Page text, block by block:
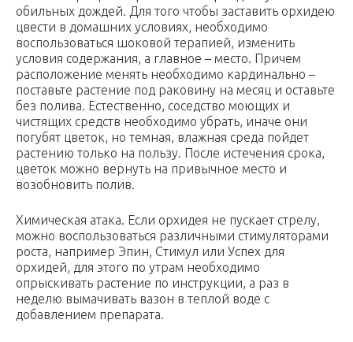
обильных дождей. Для того чтобы заставить орхидею
цвести в домашних условиях, необходимо
воспользоваться шоковой терапией, изменить
условия содержания, а главное – место. Причем
расположение менять необходимо кардинально –
поставьте растение под раковину на месяц и оставьте
без полива. Естественно, соседство моющих и
чистящих средств необходимо убрать, иначе они
погубят цветок, но темная, влажная среда пойдет
растению только на пользу. После истечения срока,
цветок можно вернуть на привычное место и
возобновить полив.
Химическая атака. Если орхидея не пускает стрелу,
можно воспользоваться различными стимуляторами
роста, например Эпин, Стимул или Успех для
орхидей, для этого по утрам необходимо
опрыскивать растение по инструкции, а раз в
неделю вымачивать вазон в теплой воде с
добавлением препарата.